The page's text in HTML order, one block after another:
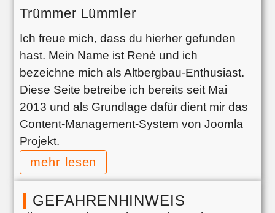
Trümmer Lümmler
Ich freue mich, dass du hierher gefunden
hast. Mein Name ist René und ich
bezeichne mich als Altbergbau-Enthusiast.
Diese Seite betreibe ich bereits seit Mai
2013 und als Grundlage dafür dient mir das
Content-Management-System von Joomla
Projekt.
mehr lesen
GEFAHRENHINWEIS